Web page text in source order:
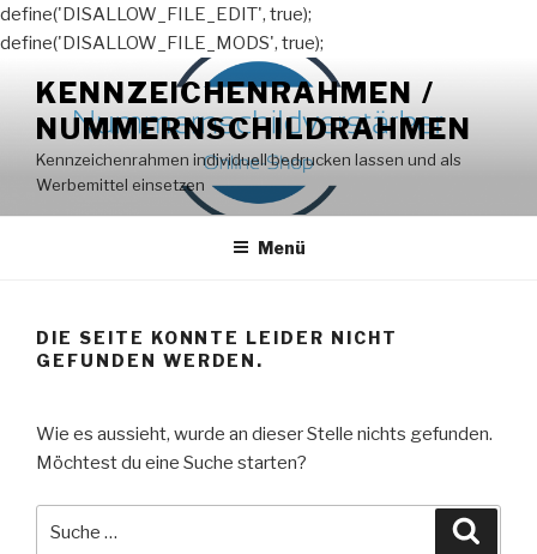
define('DISALLOW_FILE_EDIT', true);
define('DISALLOW_FILE_MODS', true);
Inhalt
springen
KENNZEICHENRAHMEN /
NUMMERNSCHILDRAHMEN
Kennzeichenrahmen individuell bedrucken lassen und als
Werbemittel einsetzen
Menü
DIE SEITE KONNTE LEIDER NICHT
GEFUNDEN WERDEN.
Wie es aussieht, wurde an dieser Stelle nichts gefunden.
Möchtest du eine Suche starten?